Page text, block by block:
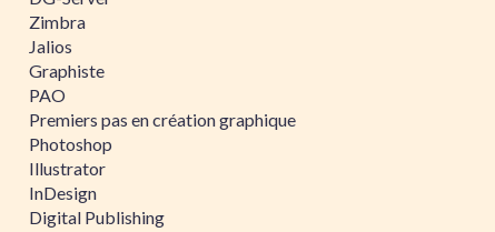
Zimbra
Jalios
Graphiste
PAO
Premiers pas en création graphique
Photoshop
Illustrator
InDesign
Digital Publishing